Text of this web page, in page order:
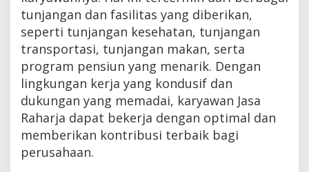
tunjangan dan fasilitas yang diberikan,
seperti tunjangan kesehatan, tunjangan
transportasi, tunjangan makan, serta
program pensiun yang menarik. Dengan
lingkungan kerja yang kondusif dan
dukungan yang memadai, karyawan Jasa
Raharja dapat bekerja dengan optimal dan
memberikan kontribusi terbaik bagi
perusahaan.